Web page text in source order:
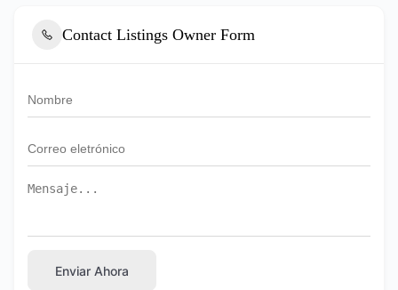
Contact Listings Owner Form
Enviar Ahora